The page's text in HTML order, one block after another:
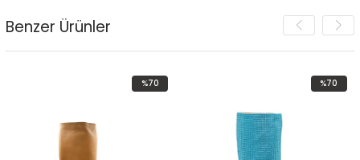
Benzer Ürünler
%70
%70